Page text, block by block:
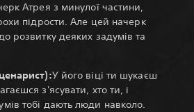
Атрея з минулої частини,
підрости. Але цей начерк
розвитку деяких задумів та
У його віці ти шукаєш
з'ясувати, хто ти, і
тобі дають люди навколо.